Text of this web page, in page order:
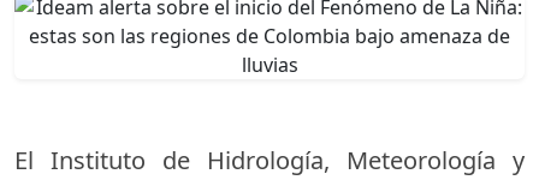
El Instituto de Hidrología, Meteorología y